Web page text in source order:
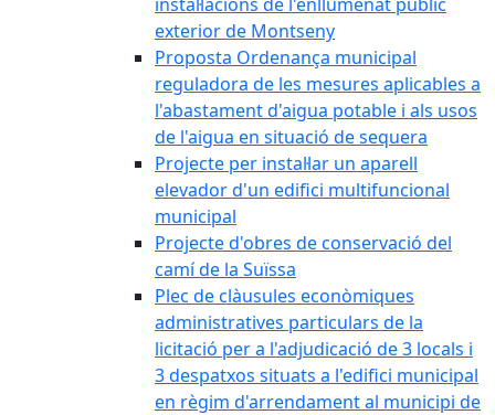
exterior de Montseny
Proposta Ordenança municipal
reguladora de les mesures aplicables a
l'abastament d'aigua potable i als usos
de l'aigua en situació de sequera
Projecte per instal·lar un aparell
elevador d'un edifici multifuncional
municipal
Projecte d'obres de conservació del
camí de la Suïssa
Plec de clàusules econòmiques
administratives particulars de la
licitació per a l'adjudicació de 3 locals i
3 despatxos situats a l'edifici municipal
en règim d'arrendament al municipi de